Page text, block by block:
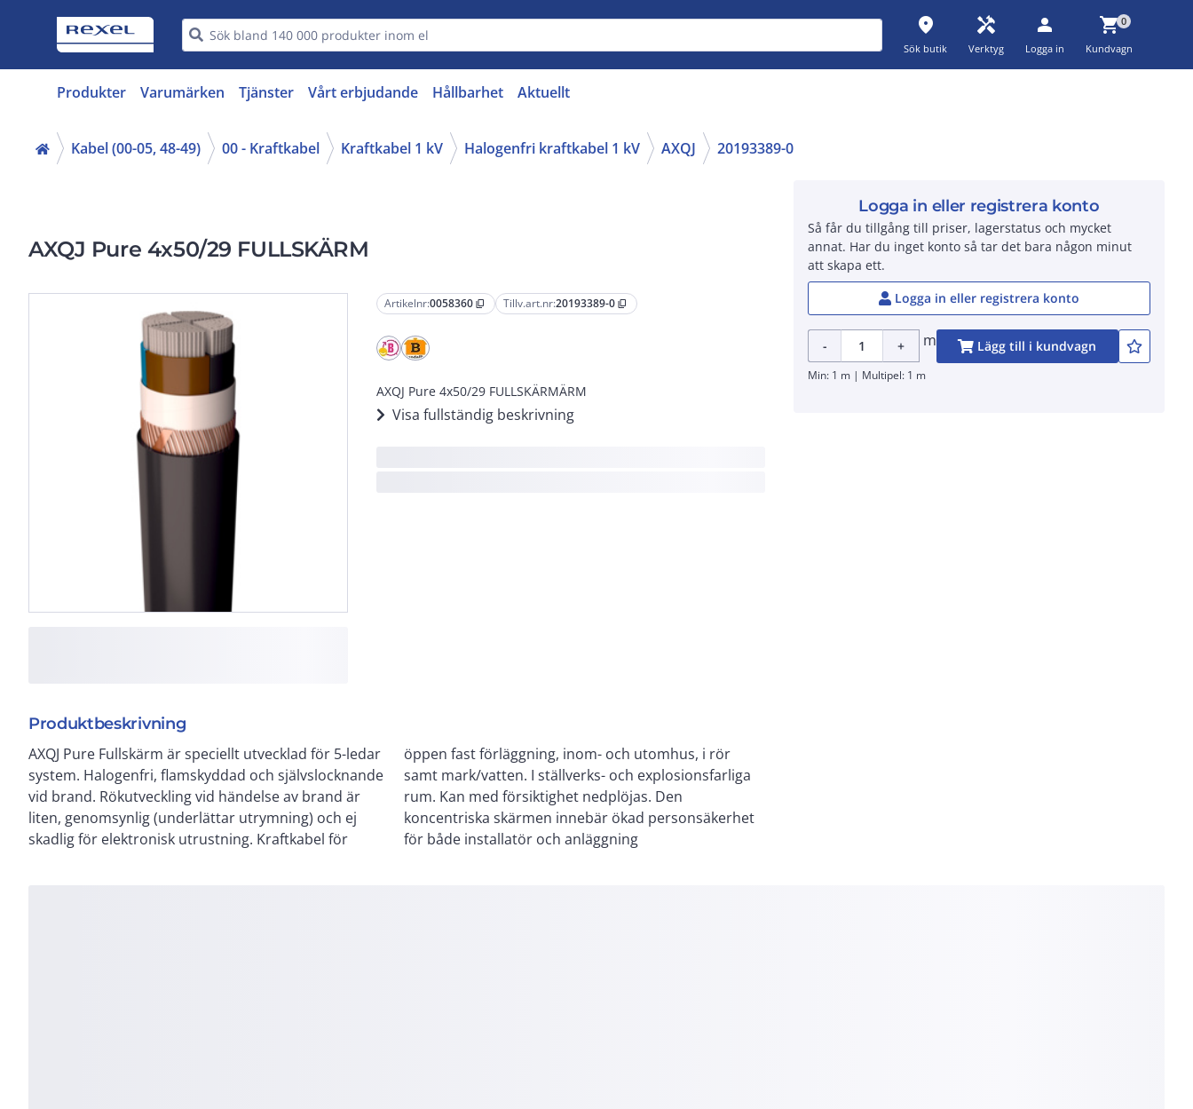
place
Sök butik
handyman
Verktyg
person
Logga in
shopping_cart0
Kundvagn
Produkter Varumärken Tjänster Vårt erbjudande Hållbarhet Aktuellt
Kabel (00-05, 48-49) 00 - Kraftkabel Kraftkabel 1 kV Halogenfri kraftkabel 1 kV AXQJ 20193389-0
AXQJ Pure 4x50/29 FULLSKÄRM
Artikelnr:0058360 content_copy Tillv.art.nr:20193389-0 content_copy
AXQJ Pure 4x50/29 FULLSKÄRMÄRM
Visa fullständig beskrivning
Produktbeskrivning
AXQJ Pure Fullskärm är speciellt utvecklad för 5-ledar
system. Halogenfri, flamskyddad och självslocknande
vid brand. Rökutveckling vid händelse av brand är
liten, genomsynlig (underlättar utrymning) och ej
skadlig för elektronisk utrustning. Kraftkabel för
öppen fast förläggning, inom- och utomhus, i rör
samt mark/vatten. I ställverks- och explosionsfarliga
rum. Kan med försiktighet nedplöjas. Den
koncentriska skärmen innebär ökad personsäkerhet
för både installatör och anläggning
Logga in eller registrera konto
Så får du tillgång till priser, lagerstatus och mycket
annat. Har du inget konto så tar det bara någon minut
att skapa ett.
Logga in eller registrera konto
- + m Lägg till i kundvagn
Min: 1 m | Multipel: 1 m